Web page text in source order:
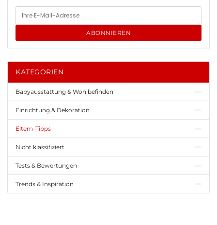
ABONNIEREN
KATEGORIEN
Babyausstattung & Wohlbefinden
Einrichtung & Dekoration
Eltern-Tipps
Nicht klassifiziert
Tests & Bewertungen
Trends & Inspiration